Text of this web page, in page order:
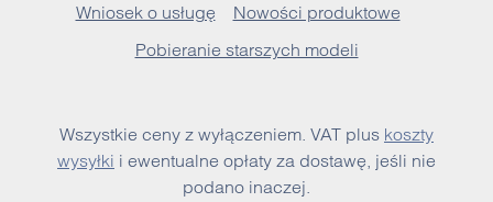
Wniosek o usługę
Nowości produktowe
Pobieranie starszych modeli
Wszystkie ceny z wyłączeniem. VAT plus koszty
wysyłki i ewentualne opłaty za dostawę, jeśli nie
podano inaczej.